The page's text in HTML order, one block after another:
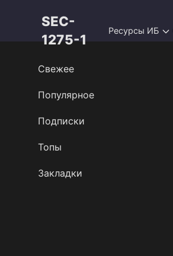
SEC-
1275-1
Ресурсы ИБ
Свежее
Популярное
Подписки
Топы
Закладки